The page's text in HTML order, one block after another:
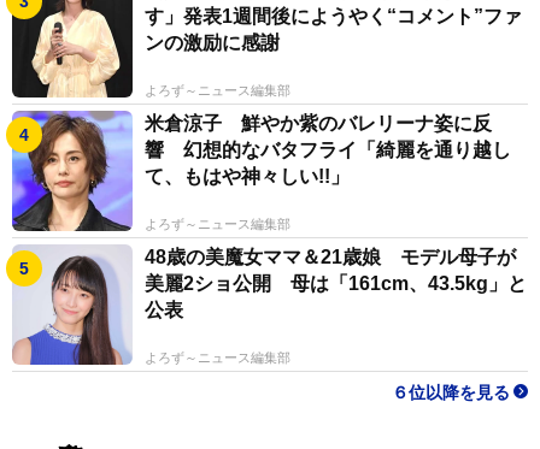
す」発表1週間後にようやく“コメント”ファ
ンの激励に感謝
よろず～ニュース編集部
米倉涼子 鮮やか紫のバレリーナ姿に反
響 幻想的なバタフライ「綺麗を通り越し
て、もはや神々しい!!」
よろず～ニュース編集部
48歳の美魔女ママ＆21歳娘 モデル母子が
美麗2ショ公開 母は「161cm、43.5kg」と
公表
よろず～ニュース編集部
６位以降を見る